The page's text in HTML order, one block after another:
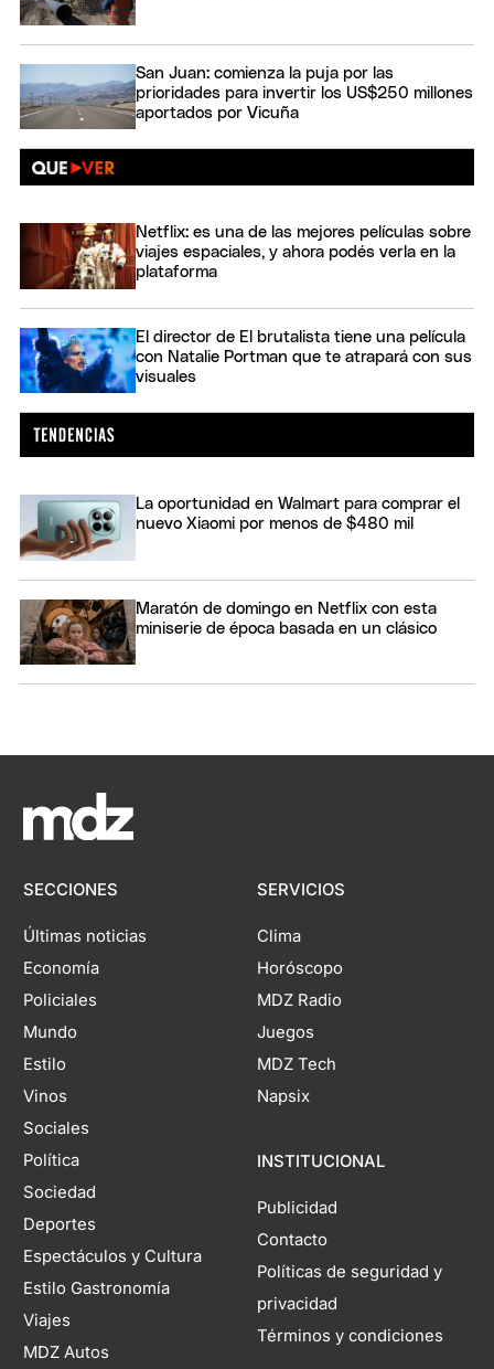
San Juan: comienza la puja por las
prioridades para invertir los US$250 millones
aportados por Vicuña
Netflix: es una de las mejores películas sobre
viajes espaciales, y ahora podés verla en la
plataforma
El director de El brutalista tiene una película
con Natalie Portman que te atrapará con sus
visuales
La oportunidad en Walmart para comprar el
nuevo Xiaomi por menos de $480 mil
Maratón de domingo en Netflix con esta
miniserie de época basada en un clásico
SECCIONES
Últimas noticias
Economía
Policiales
Mundo
Estilo
Vinos
Sociales
Política
Sociedad
Deportes
Espectáculos y Cultura
Estilo Gastronomía
Viajes
MDZ Autos
SERVICIOS
Clima
Horóscopo
MDZ Radio
Juegos
MDZ Tech
Napsix
INSTITUCIONAL
Publicidad
Contacto
Políticas de seguridad y
privacidad
Términos y condiciones